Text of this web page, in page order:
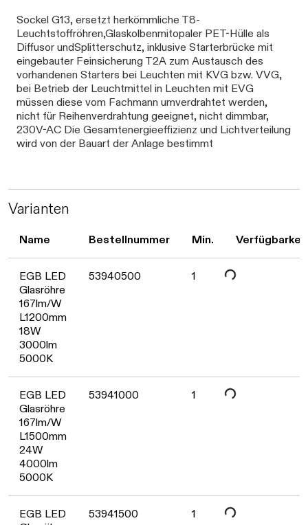
Sockel G13, ersetzt herkömmliche T8-
Leuchtstoffröhren,Glaskolbenmitopaler PET-Hülle als
Diffusor undSplitterschutz, inklusive Starterbrücke mit
eingebauter Feinsicherung T2A zum Austausch des
vorhandenen Starters bei Leuchten mit KVG bzw. VVG,
bei Betrieb der Leuchtmittel in Leuchten mit EVG
müssen diese vom Fachmann umverdrahtet werden,
nicht für Reihenverdrahtung geeignet, nicht dimmbar,
230V-AC Die Gesamtenergieeffizienz und Lichtverteilung
wird von der Bauart der Anlage bestimmt
Varianten
Name Bestellnummer Min.
EGB LED
Glasröhre
167lm/W
L1200mm
18W
3000lm
5000K
53940500 1
Daten werden geladen. Bitte warten...
EGB LED
Glasröhre
167lm/W
L1500mm
24W
4000lm
5000K
53941000 1
Daten werden geladen. Bitte warten...
EGB LED
53941500 1
Daten werden geladen. Bitte warten...